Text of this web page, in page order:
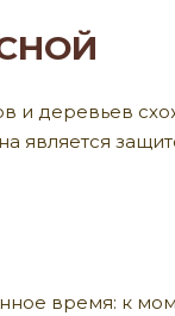
и деревьев
является
время: к